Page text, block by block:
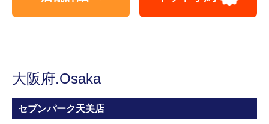
大阪府.Osaka
セブンパーク天美店